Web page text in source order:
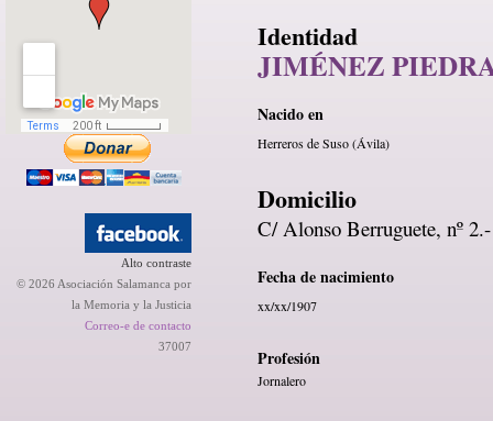
Alto contraste
© 2026 Asociación Salamanca por
la Memoria y la Justicia
Correo-e de contacto
37007
Identidad
JIMÉNEZ
Nacido en
Herreros de Suso (Ávila)
Domicilio
C/ Alonso Berruguete, nº
Fecha de nacimiento
xx/xx/1907
Profesión
Jornalero